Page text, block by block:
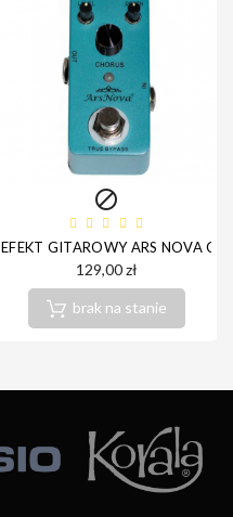

EFEKT GITAROWY ARS NOVA
129,00 zł
brak na stanie